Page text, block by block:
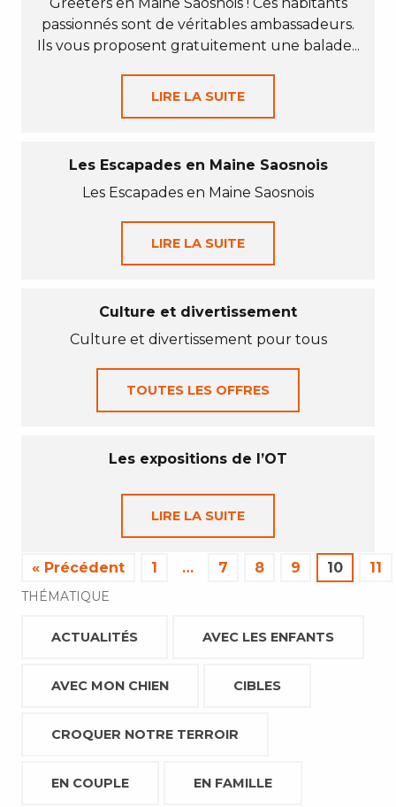
passionnés sont de véritables ambassadeurs.
Ils vous proposent gratuitement une balade...
LIRE LA SUITE
Les Escapades en Maine Saosnois
Les Escapades en Maine Saosnois
LIRE LA SUITE
Culture et divertissement
Culture et divertissement pour tous
TOUTES LES OFFRES
Les expositions de l’OT
LIRE LA SUITE
« Précédent 1 … 7 8 9 10 11
THÉMATIQUE
ACTUALITÉS AVEC LES ENFANTS
AVEC MON CHIEN CIBLES
CROQUER NOTRE TERROIR
EN COUPLE EN FAMILLE